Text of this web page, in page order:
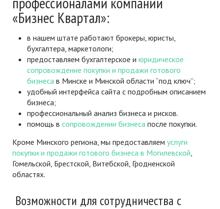
«Бизнес Квартал»:
в нашем штате работают брокеры, юристы,
бухгалтера, маркетологи;
предоставляем бухгалтерское и юридическое
сопровождение покупки и продажи готового
бизнеса в Минске и Минской области “под ключ”;
удобный интерфейса сайта с подробным описанием
бизнеса;
профессиональный анализ бизнеса и рисков.
помощь в сопровождении бизнеса после покупки.
Кроме Минского региона, мы предоставляем услуги
покупки и продажи готового бизнеса в Могилевской,
Гомельской, Брестской, Витебской, Гродненской
областях.
Возможности для сотрудничества с